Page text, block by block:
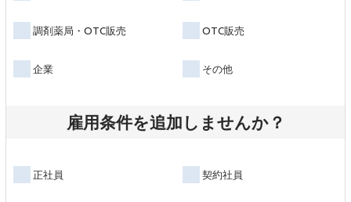
調剤薬局・OTC販売 OTC販売
企業 その他
雇用条件を追加しませんか？
正社員 契約社員